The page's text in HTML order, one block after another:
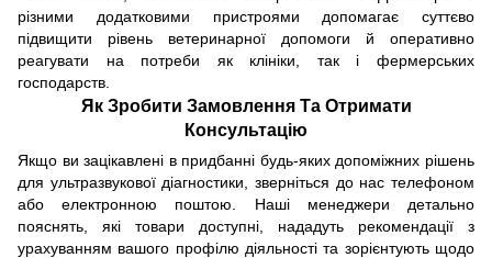
різними додатковими пристроями допомагає суттєво
підвищити рівень ветеринарної допомоги й оперативно
реагувати на потреби як клініки, так і фермерських
господарств.
Як Зробити Замовлення Та Отримати
Консультацію
Якщо ви зацікавлені в придбанні будь-яких допоміжних рішень
для ультразвукової діагностики, зверніться до нас телефоном
або електронною поштою. Наші менеджери детально
пояснять, які товари доступні, нададуть рекомендації з
урахуванням вашого профілю діяльності та зорієнтують щодо